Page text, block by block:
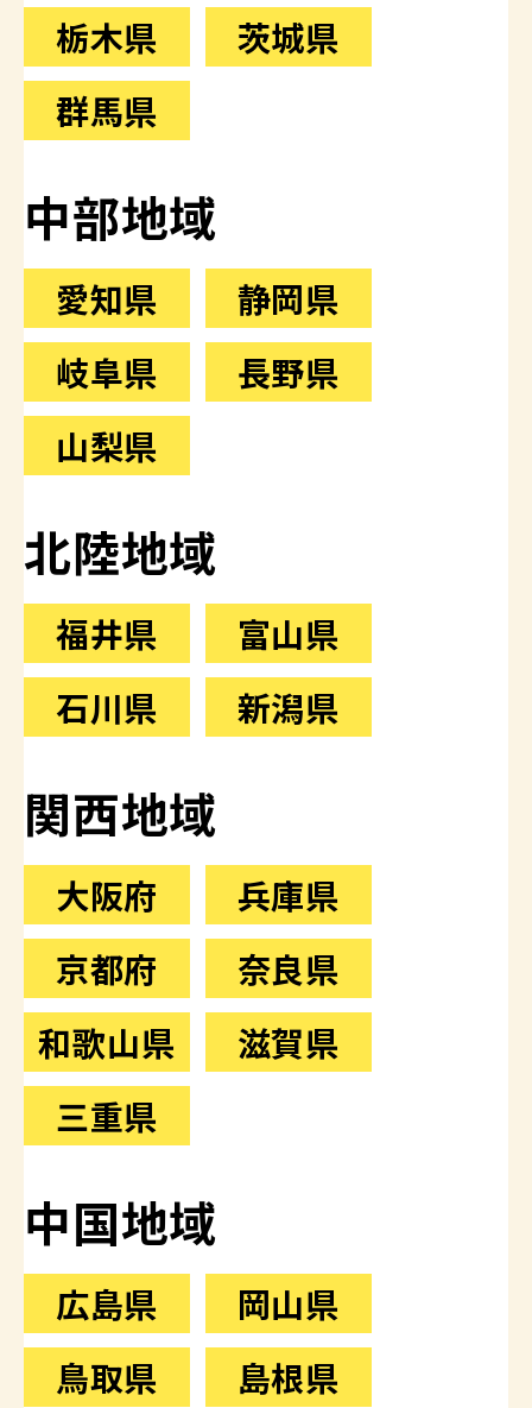
栃木県
茨城県
群馬県
中部地域
愛知県
静岡県
岐阜県
長野県
山梨県
北陸地域
福井県
富山県
石川県
新潟県
関西地域
大阪府
兵庫県
京都府
奈良県
和歌山県
滋賀県
三重県
中国地域
広島県
岡山県
鳥取県
島根県